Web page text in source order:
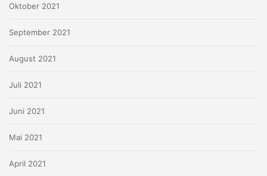
Oktober 2021
September 2021
August 2021
Juli 2021
Juni 2021
Mai 2021
April 2021